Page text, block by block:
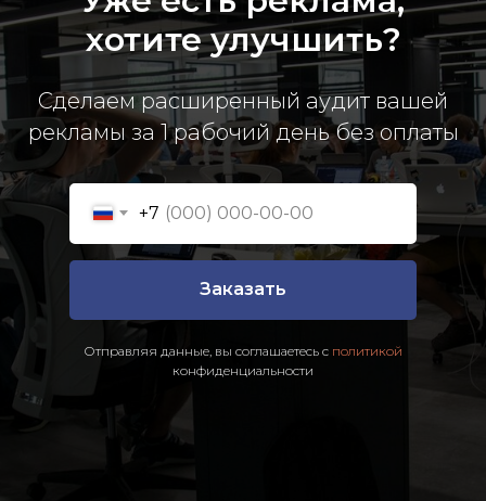
хотите улучшить?
Сделаем расширенный аудит вашей
рекламы за 1 рабочий день без оплаты
+7
Заказать
Отправляя данные, вы соглашаетесь с политикой
конфиденциальности